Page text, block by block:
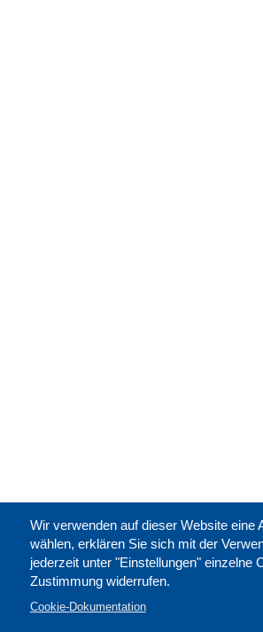
Wir verwenden auf dieser Website
wählen, erklären Sie sich mit der
jederzeit unter "Einstellungen" einzelne
Zustimmung widerrufen.
Cookie-Dokumentation